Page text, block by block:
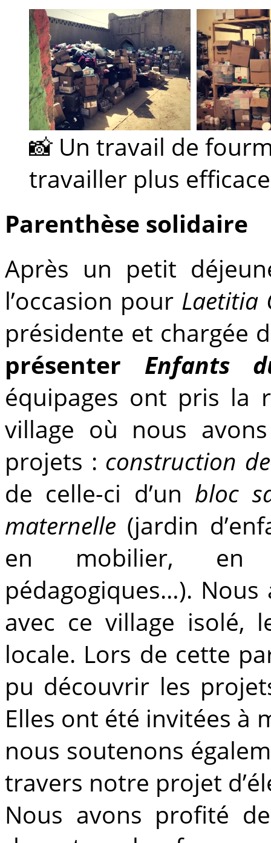
📸 Un travail de
travailler plus
Parenthèse solidaire
Après un petit
l’occasion pour Laetitia
présidente et chargée
présenter Enfants
équipages ont pris la
village où nous
projets : construction
de celle-ci d’un bloc
maternelle (jardin
en mobilier, en
pédagogiques…).
avec ce village isolé,
locale. Lors de cette
pu découvrir les
Elles ont été invitées à
nous soutenons
travers notre projet
Nous avons profité